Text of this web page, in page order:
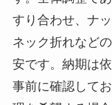
すり合わせ、ナ
ネック折れなど
安です。納期は
事前に確認して